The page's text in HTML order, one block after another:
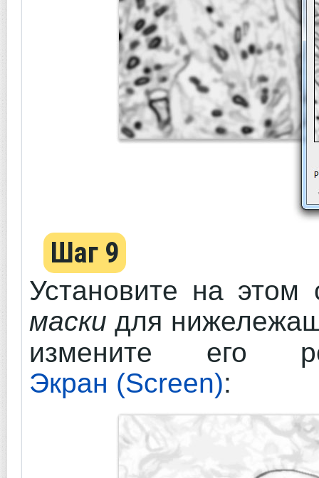
Шаг 9
Установите на
маски для
измените его
Экран (Screen):